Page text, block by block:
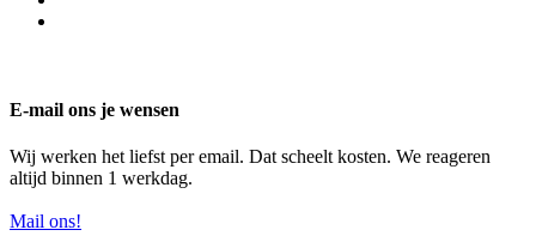
E-mail ons je wensen
Wij werken het liefst per email. Dat scheelt kosten. We reageren
altijd binnen 1 werkdag.
Mail ons!